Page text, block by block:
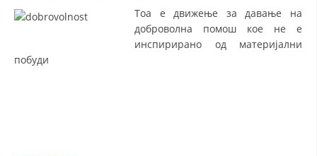
ИСТРАЖУВАЊЕ НА ЈАВНО МИСЛЕЊЕ
МЕЃУНАРОДНА СОРАБОТКА
Тоа е движење за давање на
доброволна помош кое не е
инспирирано од материјални
побуди